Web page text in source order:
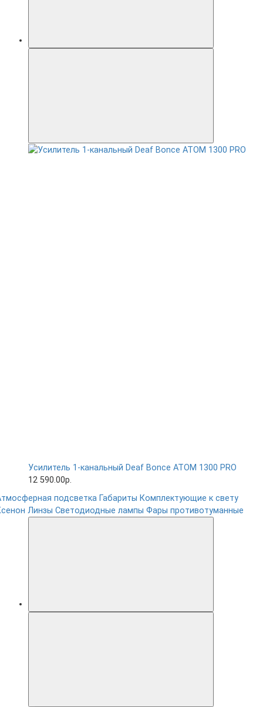
Усилитель 1-канальный Deaf Bonce ATOM 1300 PRO
12 590.00р.
подсветка Габариты Комплектующие к свету
Линзы Светодиодные лампы Фары противотуманные